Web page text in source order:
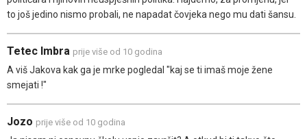
to još jedino nismo probali, ne napadat čovjeka nego mu dati šansu.
Tetec Imbra prije više od 10 godina
A viš Jakova kak ga je mrke pogledal "kaj se ti imaš moje žene
smejati !"
Jozo prije više od 10 godina